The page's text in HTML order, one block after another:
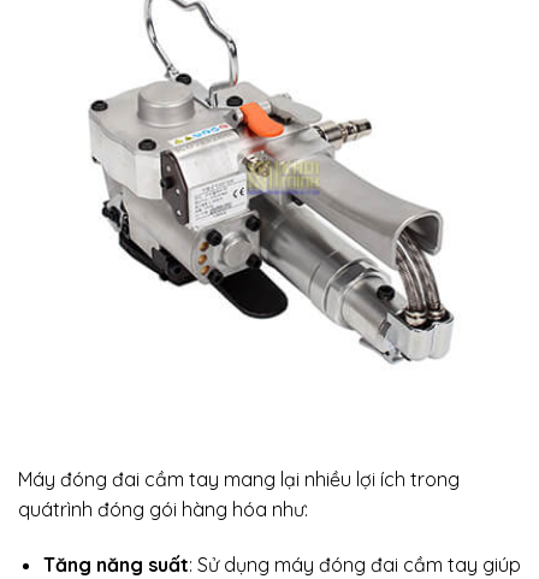
Máy đóng đai cầm tay mang lại nhiều lợi ích trong
quátrình đóng gói hàng hóa như:
Tăng năng suất: Sử dụng máy đóng đai cầm tay giúp